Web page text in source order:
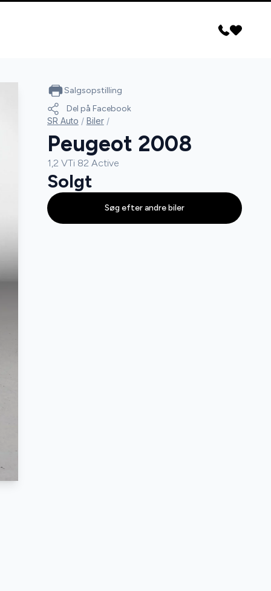
Salgsopstilling
Del på Facebook
SR Auto / Biler /
Peugeot 2008
1,2 VTi 82 Active
Solgt
Søg efter andre biler